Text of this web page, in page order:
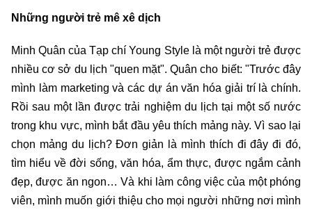
Những người trẻ mê xê dịch
Minh Quân của Tạp chí Young Style là một người trẻ được
nhiều cơ sở du lịch "quen mặt". Quân cho biết: "Trước đây
mình làm marketing và các dự án văn hóa giải trí là chính.
Rồi sau một lần được trải nghiệm du lịch tại một số nước
trong khu vực, mình bắt đầu yêu thích mảng này. Vì sao lại
chọn mảng du lịch? Đơn giản là mình thích đi đây đi đó,
tìm hiểu về đời sống, văn hóa, ẩm thực, được ngắm cảnh
đẹp, được ăn ngon… Và khi làm công việc của một phóng
viên, mình muốn giới thiệu cho mọi người những nơi mình